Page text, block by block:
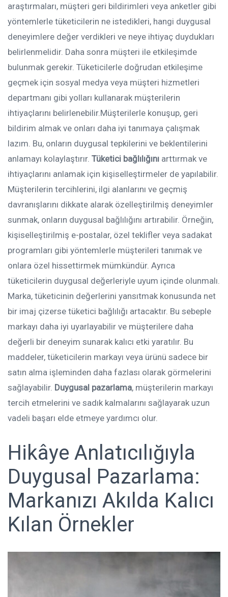
araştırmaları, müşteri geri bildirimleri veya anketler gibi
yöntemlerle tüketicilerin ne istedikleri, hangi duygusal
deneyimlere değer verdikleri ve neye ihtiyaç duydukları
belirlenmelidir. Daha sonra müşteri ile etkileşimde
bulunmak gerekir. Tüketicilerle doğrudan etkileşime
geçmek için sosyal medya veya müşteri hizmetleri
departmanı gibi yolları kullanarak müşterilerin
ihtiyaçlarını belirlenebilir.Müşterilerle konuşup, geri
bildirim almak ve onları daha iyi tanımaya çalışmak
lazım. Bu, onların duygusal tepkilerini ve beklentilerini
anlamayı kolaylaştırır. Tüketici bağlılığını arttırmak ve
ihtiyaçlarını anlamak için kişiselleştirmeler de yapılabilir.
Müşterilerin tercihlerini, ilgi alanlarını ve geçmiş
davranışlarını dikkate alarak özelleştirilmiş deneyimler
sunmak, onların duygusal bağlılığını artırabilir. Örneğin,
kişiselleştirilmiş e-postalar, özel teklifler veya sadakat
programları gibi yöntemlerle müşterileri tanımak ve
onlara özel hissettirmek mümkündür. Ayrıca
tüketicilerin duygusal değerleriyle uyum içinde olunmalı.
Marka, tüketicinin değerlerini yansıtmak konusunda net
bir imaj çizerse tüketici bağlılığı artacaktır. Bu sebeple
markayı daha iyi uyarlayabilir ve müşterilere daha
değerli bir deneyim sunarak kalıcı etki yaratılır. Bu
maddeler, tüketicilerin markayı veya ürünü sadece bir
satın alma işleminden daha fazlası olarak görmelerini
sağlayabilir. Duygusal pazarlama, müşterilerin markayı
tercih etmelerini ve sadık kalmalarını sağlayarak uzun
vadeli başarı elde etmeye yardımcı olur.
Hikâye Anlatıcılığıyla
Duygusal Pazarlama:
Markanızı Akılda Kalıcı
Kılan Örnekler